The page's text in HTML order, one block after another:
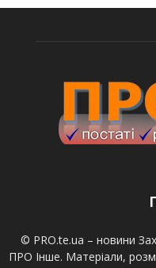
© PRO.te.ua – новини
ПРО Інше. Матеріали,